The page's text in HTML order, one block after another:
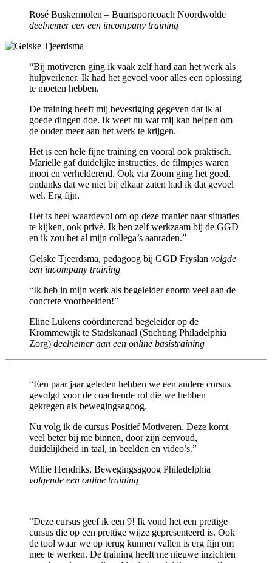
Rosé Buskermolen – Buurtsportcoach Noordwolde
deelnemer een een incompany training
“Bij motiveren ging ik vaak zelf hard aan het werk als
hulpverlener. Ik had het gevoel voor alles een oplossing
te moeten hebben.
De training heeft mij bevestiging gegeven dat ik al
goede dingen doe. Ik weet nu wat mij kan helpen om
de ouder meer aan het werk te krijgen.
Het is een hele fijne training en vooral ook praktisch.
Marielle gaf duidelijke instructies, de filmpjes waren
mooi en verhelderend. Ook via Zoom ging het goed,
ondanks dat we niet bij elkaar zaten had ik dat gevoel
wel. Erg fijn.
Het is heel waardevol om op deze manier naar situaties
te kijken, ook privé. Ik ben zelf werkzaam bij de GGD
en ik zou het al mijn collega’s aanraden.”
Gelske Tjeerdsma, pedagoog bij GGD Fryslan volgde
een incompany training
“Ik heb in mijn werk als begeleider enorm veel aan de
concrete voorbeelden!”
Eline Lukens coördinerend begeleider op de
Krommewijk te Stadskanaal (Stichting Philadelphia
Zorg) deelnemer aan een online basistraining
“Een paar jaar geleden hebben we een andere cursus
gevolgd voor de coachende rol die we hebben
gekregen als bewegingsagoog.
Nu volg ik de cursus Positief Motiveren. Deze komt
veel beter bij me binnen, door zijn eenvoud,
duidelijkheid in taal, in beelden en video’s.”
Willie Hendriks, Bewegingsagoog Philadelphia
volgende een online training
“Deze cursus geef ik een 9! Ik vond het een prettige
cursus die op een prettige wijze gepresenteerd is. Ook
de tool waar we op terug kunnen vallen is erg fijn om
mee te werken. De training heeft me nieuwe inzichten